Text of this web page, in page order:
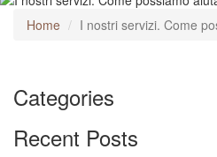
Home I nostri servizi. Come
Categories
Recent Posts